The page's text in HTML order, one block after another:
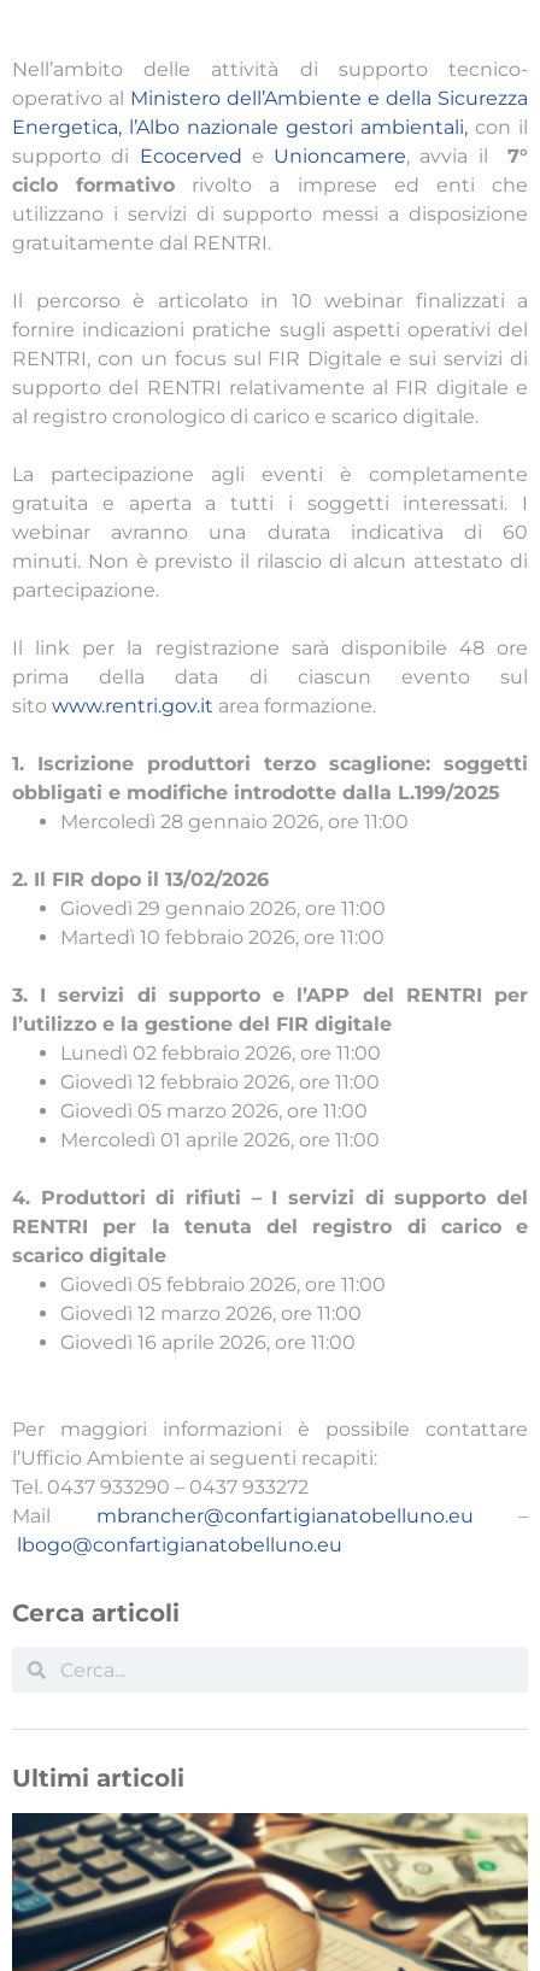
Nell’ambito delle attività di supporto tecnico-
operativo al Ministero dell’Ambiente e della Sicurezza
Energetica, l’Albo nazionale gestori ambientali, con il
supporto di Ecocerved e Unioncamere, avvia il 7°
ciclo formativo rivolto a imprese ed enti che
utilizzano i servizi di supporto messi a disposizione
gratuitamente dal RENTRI.
Il percorso è articolato in 10 webinar finalizzati a
fornire indicazioni pratiche sugli aspetti operativi del
RENTRI, con un focus sul FIR Digitale e sui servizi di
supporto del RENTRI relativamente al FIR digitale e
al registro cronologico di carico e scarico digitale.
La partecipazione agli eventi è completamente
gratuita e aperta a tutti i soggetti interessati. I
webinar avranno una durata indicativa di 60
minuti. Non è previsto il rilascio di alcun attestato di
partecipazione.
Il link per la registrazione sarà disponibile 48 ore
prima della data di ciascun evento sul
sito www.rentri.gov.it area formazione.
1. Iscrizione produttori terzo scaglione: soggetti
obbligati e modifiche introdotte dalla L.199/2025
Mercoledì 28 gennaio 2026, ore 11:00
2. Il FIR dopo il 13/02/2026
Giovedì 29 gennaio 2026, ore 11:00
Martedì 10 febbraio 2026, ore 11:00
3. I servizi di supporto e l’APP del RENTRI per
l’utilizzo e la gestione del FIR digitale
Lunedì 02 febbraio 2026, ore 11:00
Giovedì 12 febbraio 2026, ore 11:00
Giovedì 05 marzo 2026, ore 11:00
Mercoledì 01 aprile 2026, ore 11:00
4. Produttori di rifiuti – I servizi di supporto del
RENTRI per la tenuta del registro di carico e
scarico digitale
Giovedì 05 febbraio 2026, ore 11:00
Giovedì 12 marzo 2026, ore 11:00
Giovedì 16 aprile 2026, ore 11:00
Per maggiori informazioni è possibile contattare
l’Ufficio Ambiente ai seguenti recapiti:
Tel. 0437 933290 – 0437 933272
Mail mbrancher@confartigianatobelluno.eu –
lbogo@confartigianatobelluno.eu
Cerca articoli
Ultimi articoli